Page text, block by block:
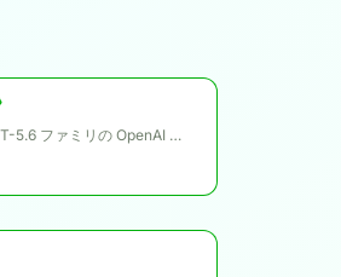
GPT-5.6 Luna は、GPT-5.6 ファミリの OpenAI のコスト効率の高いモデルです。 OpenAI は、これを最速かつ最もコスト効率の高い GPT-5.6 モデルとして位置づけており、コスト重視の大量ワークロード向けに設計されており、初期の GPT-5 ファミリで使用されていたナノ モデル層にほぼ対応しています。